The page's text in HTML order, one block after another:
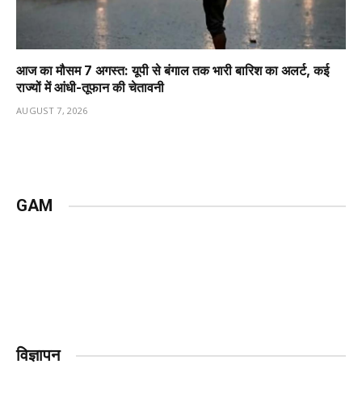
आज का मौसम 7 अगस्त: यूपी से बंगाल तक भारी बारिश का अलर्ट, कई
राज्यों में आंधी-तूफान की चेतावनी
AUGUST 7, 2026
GAM
विज्ञापन